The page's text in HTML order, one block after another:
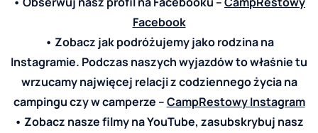
Facebook
• Zobacz jak podróżujemy jako rodzina na
Instagramie. Podczas naszych wyjazdów to właśnie tu
wrzucamy najwięcej relacji z codziennego życia na
campingu czy w camperze –CampRestowy Instagram
• Zobacz nasze filmy na YouTube, zasubskrybuj nasz